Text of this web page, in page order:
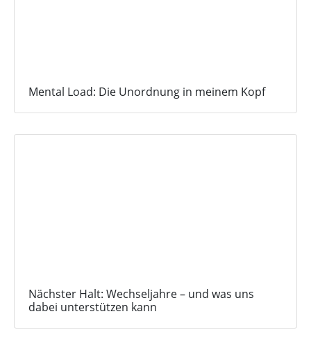
Mental Load: Die Unordnung in meinem Kopf
Nächster Halt: Wechseljahre – und was uns
dabei unterstützen kann